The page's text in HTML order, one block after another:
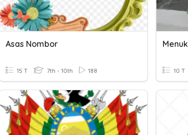
Asas Nombor
15 T 7th - 10th 188 10 T